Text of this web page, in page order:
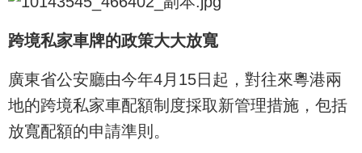
跨境私家車牌的政策大大放寬
廣東省公安廳由今年4月15日起，對往來粵港兩
地的跨境私家車配額制度採取新管理措施，包括
放寬配額的申請準則。